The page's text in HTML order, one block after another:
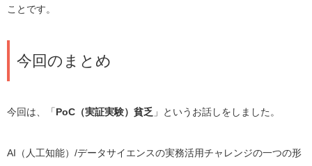
ことです。
今回のまとめ
今回は、「PoC（実証実験）貧乏 」というお話しをしました。
AI（人工知能）/データサイエンスの実務活用チャレンジの一つの形